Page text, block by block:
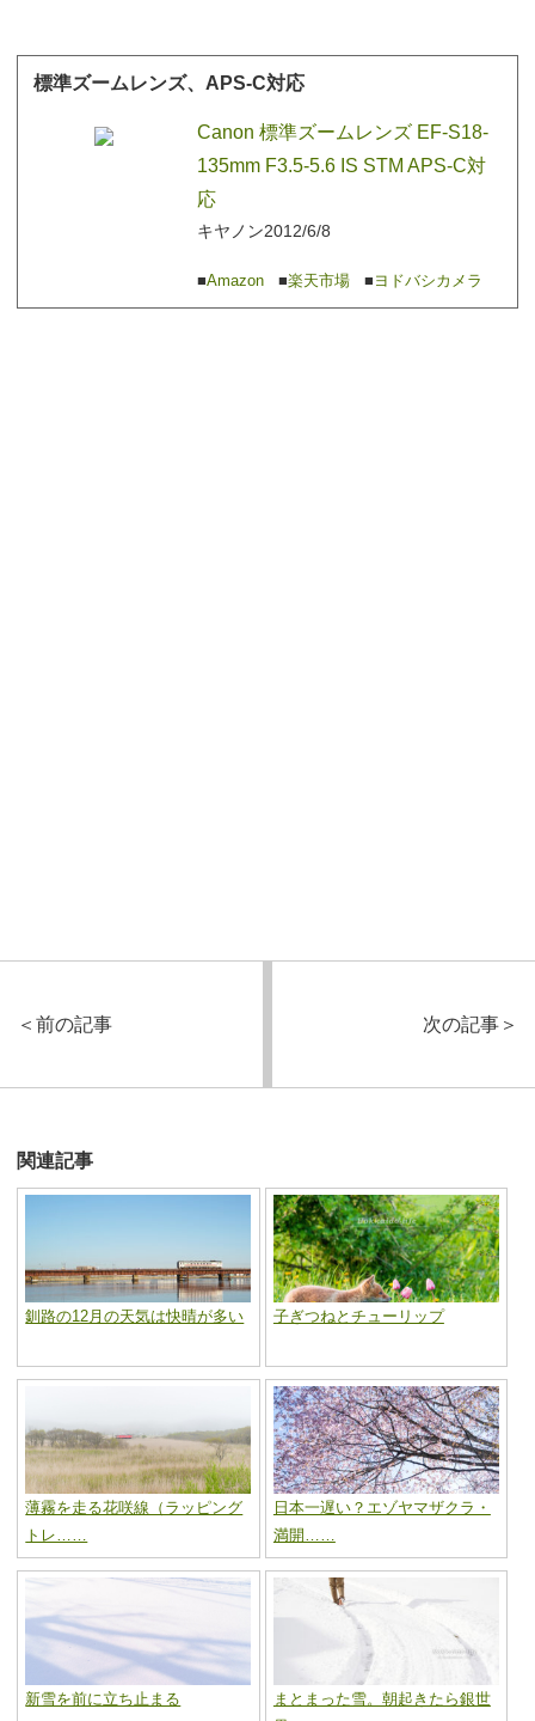
標準ズームレンズ、APS-C対応
Canon 標準ズームレンズ EF-S18-
135mm F3.5-5.6 IS STM APS-C対
応
キヤノン2012/6/8
Amazon 楽天市場 ヨドバシカメラ
＜ 前の記事 次の記事 ＞
関連記事
釧路の12月の天気は快晴が多い 子ぎつねとチューリップ
薄霧を走る花咲線（ラッピング
トレ……
日本一遅い？エゾヤマザクラ・
満開……
新雪を前に立ち止まる
まとまった雪。朝起きたら銀世